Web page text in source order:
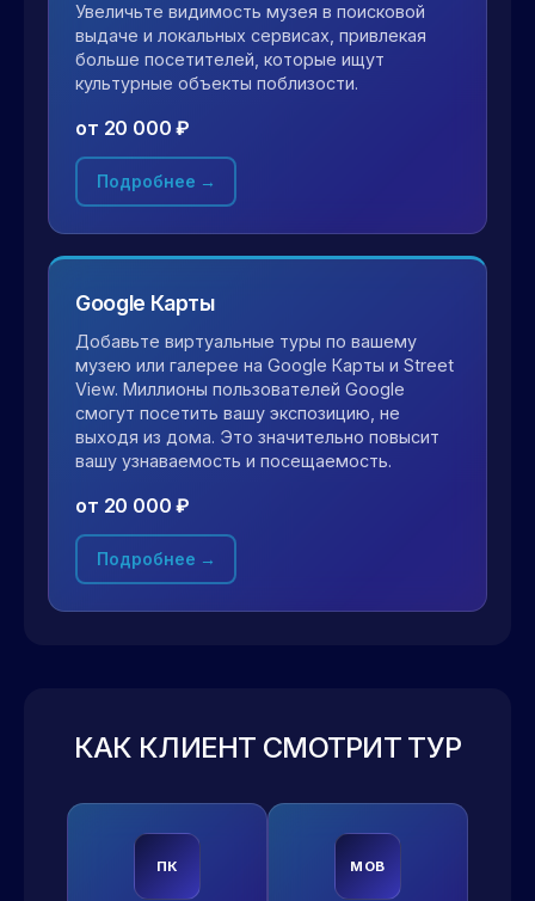
Увеличьте видимость музея в поисковой
выдаче и локальных сервисах, привлекая
больше посетителей, которые ищут
культурные объекты поблизости.
от 20 000 ₽
Подробнее →
Google Карты
Добавьте виртуальные туры по вашему
музею или галерее на Google Карты и Street
View. Миллионы пользователей Google
смогут посетить вашу экспозицию, не
выходя из дома. Это значительно повысит
вашу узнаваемость и посещаемость.
от 20 000 ₽
Подробнее →
КАК КЛИЕНТ СМОТРИТ ТУР
ПК MOB